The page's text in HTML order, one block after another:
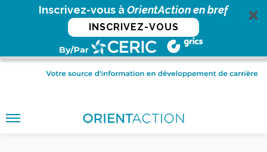
Inscrivez-vous àOrientAction en bref
INSCRIVEZ-VOUS